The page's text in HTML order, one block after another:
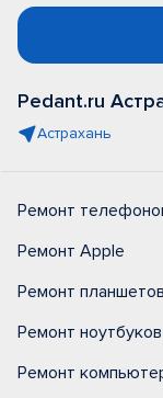
Pedant.ru
Астрахань
Ремонт
Ремонт Apple
Ремонт планшетов
Ремонт ноутбуков
Ремонт